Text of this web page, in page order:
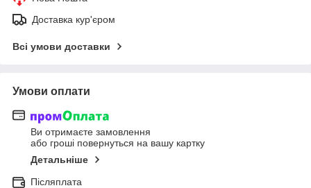
Доставка кур'єром
Всі умови доставки
Умови оплати
Ви отримаєте замовлення
або гроші повернуться на вашу картку
Детальніше
Післяплата